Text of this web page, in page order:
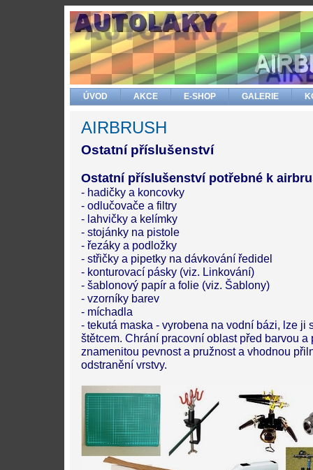
ÚVOD AKCE E-SHOP GALERIE
AIRBRUSH
Ostatní příslušenství
Ostatní příslušenství potřebné k
- hadičky a koncovky
- odlučovače a filtry
- lahvičky a kelímky
- stojánky na pistole
- řezáky a podložky
- střičky a pipetky na dávkování ředidel
- konturovací pásky (viz. Linkování)
- šablonový papír a folie (viz. Šablony)
- vzorníky barev
- míchadla
- tekutá maska - vyrobena na vodní bázi, lze ji
štětcem. Chrání pracovní oblast před barvou
znamenitou pevnost a pružnost a vhodnou
odstranění vrstvy.